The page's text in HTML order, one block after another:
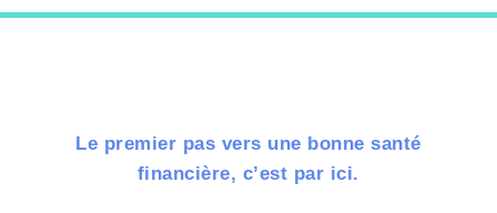
Le premier pas vers une bonne santé
financière, c’est par ici.